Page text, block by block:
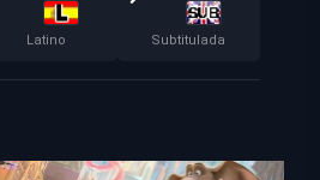
Latino Subtitulada